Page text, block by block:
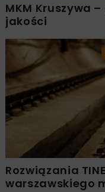
MKM Kruszywa
jakości
Rozwiązania
warszawskiego